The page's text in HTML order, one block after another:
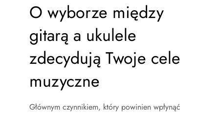
O wyborze między
gitarą a ukulele
zdecydują Twoje cele
muzyczne
Głównym czynnikiem, który powinien wpłynąć